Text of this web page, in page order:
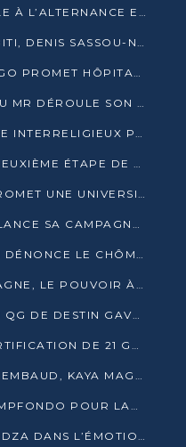
OYO : DESTIN GAVET APPELLE À L’ALTERNANCE ET À LA RESPONSABILITÉ DE LA JEUNESSE
PRÉSIDENTIELLE 2026 : À SIBITI, DENIS SASSOU-N’GUESSO PARIE SUR LES RESSOURCES DE LA LEKOUMOU
À EWO, DESTIN GAVET ELENGO PROMET HÔPITAL, CHEMIN DE FER ET AUDIT DES FINANCES PUBLIQUES
À OWANDO, LE CANDIDAT DU MR DÉROULE SON PROGRAMME DE “CHANGEMENT”
PRÉSIDENTIELLE 2026 : CULTE INTERRELIGIEUX POUR LA PAIX À OUENZÉ
DOLISIE EN BLEU POUR LA DEUXIÈME ÉTAPE DE CAMPAGNE DE DSN
À OUESSO, DESTIN GAVET PROMET UNE UNIVERSITÉ POUR LA SANGHA
À OUESSO, GAVET ELONGO LANCE SA CAMPAGNE SOUS LE SIGNE DU RENOUVEAU
À SIBITI, JOSEPH KIGNOUMBI DÉNONCE LE CHÔMAGE ET LES DÉFAILLANCES DE L’ÉTAT
COUP D’ENVOI DE LA CAMPAGNE, LE POUVOIR À POINTE-NOIRE, L’OPPOSITION À OUESSO ET SIBITI
DES OUVRIERS TABASSÉS AU QG DE DESTIN GAVET À 24 HEURES DE L’OUVERTURE DE LA CAMPAGNE
AGL CONGO ENGAGE LA CERTIFICATION DE 21 GRUTIERS AUX NORMES INTERNATIONALES
DESTIN GAVET NOMME WALLEMBAUD, KAYA MAGANE, BOUDZIKA ET MBOUSSA-ELLAH AUX COMMANDES DE SA CAMPAGNE
DENIS SASSOU-NGUESSO À IMPFONDO POUR LANCER LE CORRIDOR 13
FIRMIN AYESSA INHUMÉ À ONDZA DANS L’ÉMOTION ET LE RECUEILLEMENT